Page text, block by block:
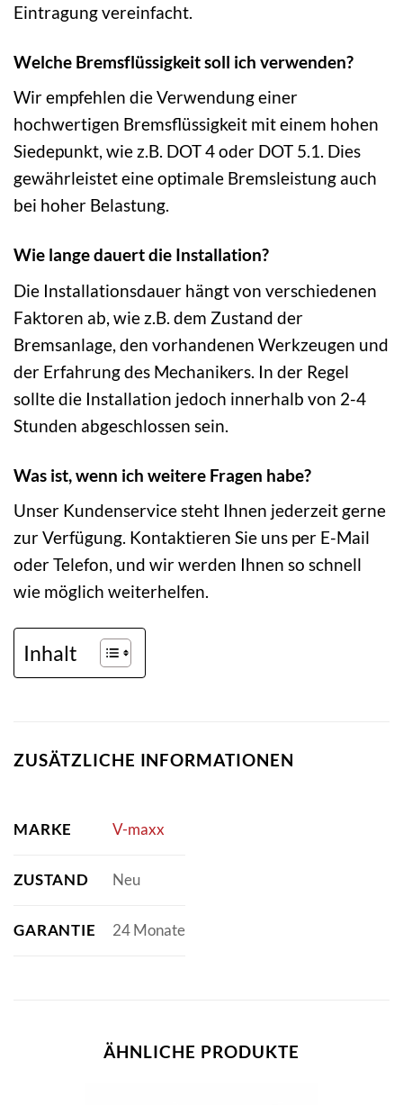
Eintragung vereinfacht.
Welche Bremsflüssigkeit soll ich verwenden?
Wir empfehlen die Verwendung einer
hochwertigen Bremsflüssigkeit mit einem hohen
Siedepunkt, wie z.B. DOT 4 oder DOT 5.1. Dies
gewährleistet eine optimale Bremsleistung auch
bei hoher Belastung.
Wie lange dauert die Installation?
Die Installationsdauer hängt von verschiedenen
Faktoren ab, wie z.B. dem Zustand der
Bremsanlage, den vorhandenen Werkzeugen und
der Erfahrung des Mechanikers. In der Regel
sollte die Installation jedoch innerhalb von 2-4
Stunden abgeschlossen sein.
Was ist, wenn ich weitere Fragen habe?
Unser Kundenservice steht Ihnen jederzeit gerne
zur Verfügung. Kontaktieren Sie uns per E-Mail
oder Telefon, und wir werden Ihnen so schnell
wie möglich weiterhelfen.
Inhalt
ZUSÄTZLICHE INFORMATIONEN
MARKE V-maxx
ZUSTAND Neu
GARANTIE 24 Monate
ÄHNLICHE PRODUKTE